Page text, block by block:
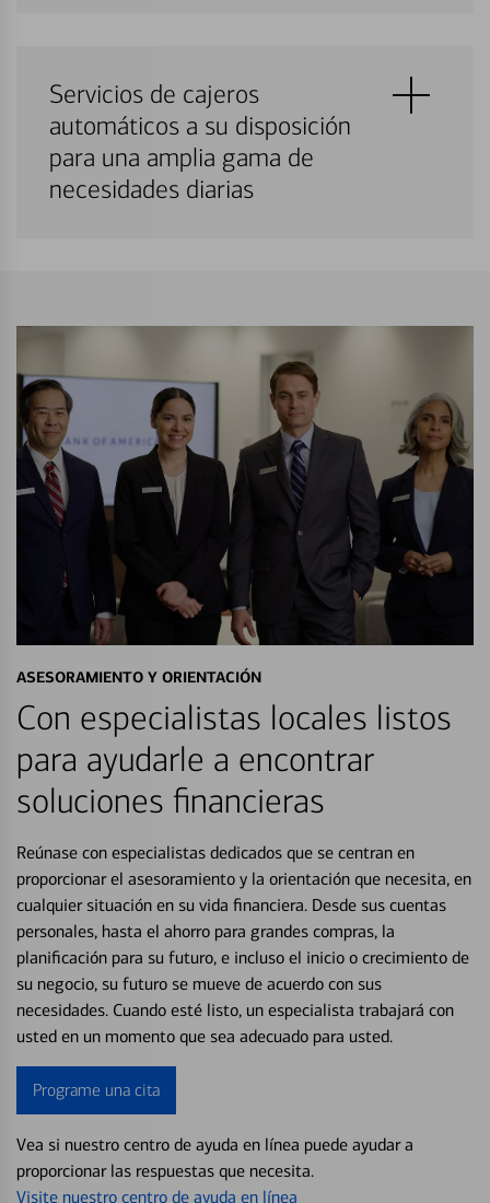
Servicios de cajeros
automáticos a su disposición
para una amplia gama de
necesidades diarias
ASESORAMIENTO Y ORIENTACIÓN
Con especialistas locales listos
para ayudarle a encontrar
soluciones financieras
Reúnase con especialistas dedicados que se centran en
proporcionar el asesoramiento y la orientación que necesita, en
cualquier situación en su vida financiera. Desde sus cuentas
personales, hasta el ahorro para grandes compras, la
planificación para su futuro, e incluso el inicio o crecimiento de
su negocio, su futuro se mueve de acuerdo con sus
necesidades. Cuando esté listo, un especialista trabajará con
usted en un momento que sea adecuado para usted.
Programe una cita
Vea si nuestro centro de ayuda en línea puede ayudar a
proporcionar las respuestas que necesita.
Visite nuestro centro de ayuda en línea